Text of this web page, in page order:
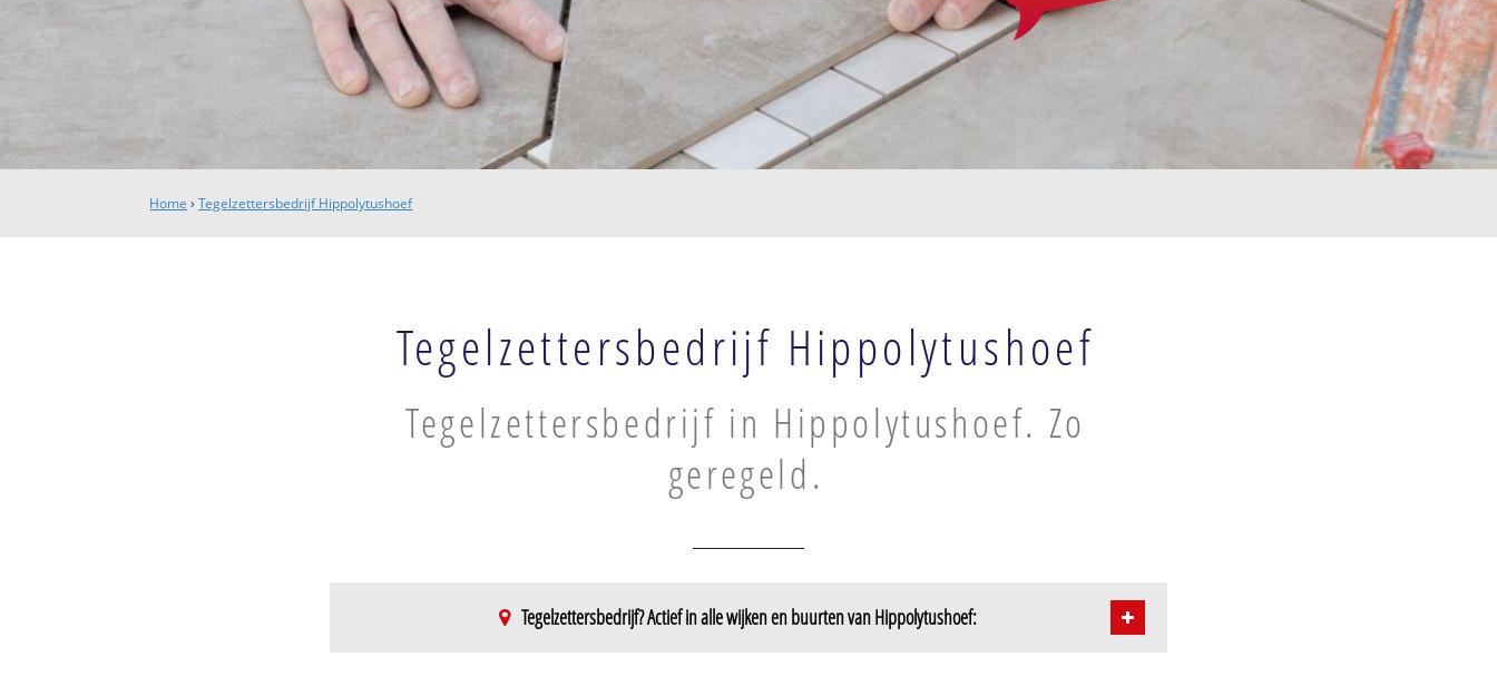
Home ›Tegelzettersbedrijf Hippolytushoef
Tegelzettersbedrijf Hippolytushoef
Tegelzettersbedrijf in Hippolytushoef. Zo
geregeld.
Tegelzettersbedrijf? Actief in alle wijken en buurten van Hippolytushoef: